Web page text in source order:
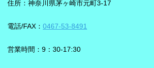
住所：神奈川県茅ヶ崎市元町3-17
電話/FAX： 0467-53-8491
営業時間：9：30-17:30